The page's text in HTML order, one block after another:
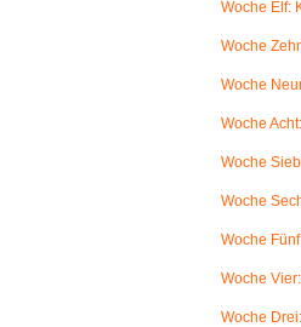
Woche Elf:
Woche
Woche
Woche
Woche
Woche
Woche
Woche
Woche